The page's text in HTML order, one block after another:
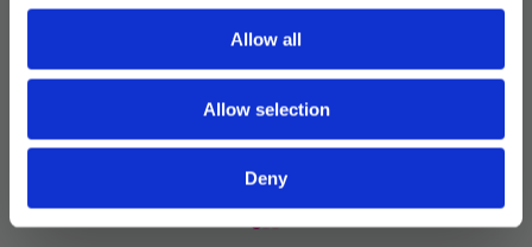
Allow all
Allow selection
Deny
Invitasjoner bursdag, rosa Paw
Legg I Handlekurv
Kort
din